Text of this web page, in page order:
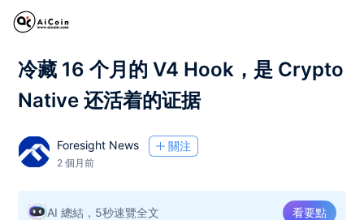
冷藏 16 个月的 V4 Hook，是 Crypto
Native 还活着的证据
Foresight News 關注
2 個月前
AI 總結，5秒速覽全文 看要點